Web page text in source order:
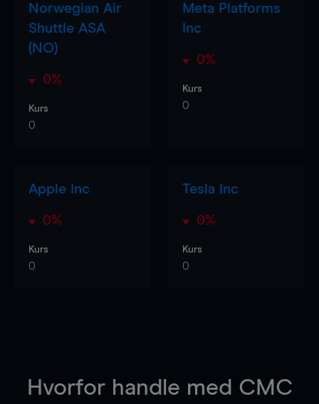
Norwegian Air
Shuttle ASA
(NO)
0%
Kurs
0
Meta Platforms
Inc
0%
Kurs
0
Apple Inc
0%
Kurs
0
Tesla Inc
0%
Kurs
0
Hvorfor handle med CMC